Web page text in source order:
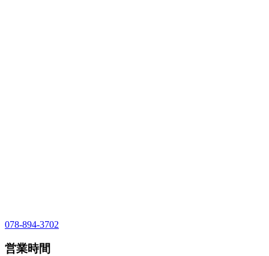
078-894-3702
営業時間